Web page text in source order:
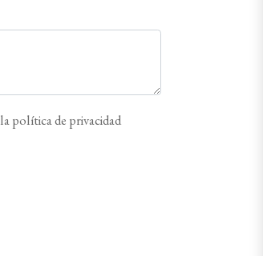
la política de privacidad